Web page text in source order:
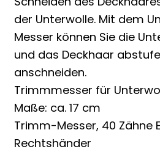
der Unterwolle. Mit dem
Messer können Sie die
und das Deckhaar
anschneiden.
Trimmmesser für
Maße: ca. 17 cm
Trimm-Messer, 40 Zähne
Rechtshänder